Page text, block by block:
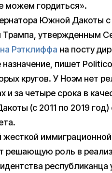
можем гордиться».
Южной Дакоты с
утвержденным
Рэтклиффа на посту
пишет
кругов. У Ноэм нет
и за четыре срока в
(с 2011 по 2019 год)
решающую роль в